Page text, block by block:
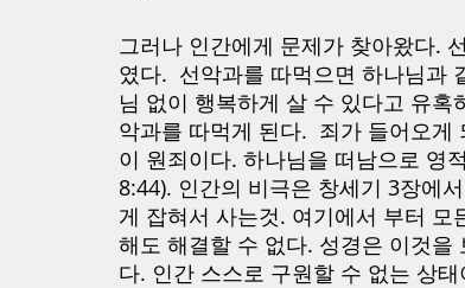
그러나 인간에게 문제가 찾아왔다.
였다.  선악과를 따먹으면 하나님과
님 없이 행복하게 살 수 있다고 유
악과를 따먹게 된다.  죄가 들어오
이 원죄이다. 하나님을 떠남으로 영
8:44). 인간의 비극은 창세기 3장에
게 잡혀서 사는것. 여기에서 부터 모
해도 해결할 수 없다. 성경은 이것
다. 인간 스스로 구원할 수 없는 상태